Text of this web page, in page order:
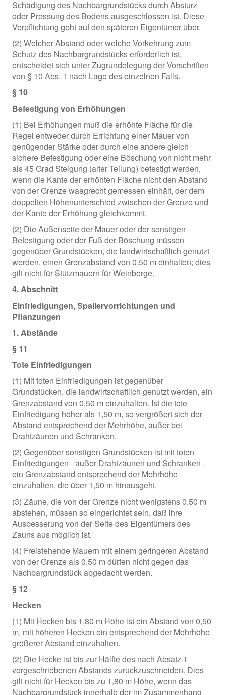
Schädigung des Nachbargrundstücks durch Absturz
oder Pressung des Bodens ausgeschlossen ist. Diese
Verpflichtung geht auf den späteren Eigentümer über.
(2) Welcher Abstand oder welche Vorkehrung zum
Schutz des Nachbargrundstücks erforderlich ist,
entscheidet sich unter Zugrundelegung der Vorschriften
von § 10 Abs. 1 nach Lage des einzelnen Falls.
§ 10
Befestigung von Erhöhungen
(1) Bei Erhöhungen muß die erhöhte Fläche für die
Regel entweder durch Errichtung einer Mauer von
genügender Stärke oder durch eine andere gleich
sichere Befestigung oder eine Böschung von nicht mehr
als 45 Grad Steigung (alter Teilung) befestigt werden,
wenn die Kante der erhöhten Fläche nicht den Abstand
von der Grenze waagrecht gemessen einhält, der dem
doppelten Höhenunterschied zwischen der Grenze und
der Kante der Erhöhung gleichkommt.
(2) Die Außenseite der Mauer oder der sonstigen
Befestigung oder der Fuß der Böschung müssen
gegenüber Grundstücken, die landwirtschaftlich genutzt
werden, einen Grenzabstand von 0,50 m einhalten; dies
gilt nicht für Stützmauern für Weinberge.
4. Abschnitt
Einfriedigungen, Spaliervorrichtungen und
Pflanzungen
1. Abstände
§ 11
Tote Einfriedigungen
(1) Mit toten Einfriedigungen ist gegenüber
Grundstücken, die landwirtschaftlich genutzt werden, ein
Grenzabstand von 0,50 m einzuhalten. Ist die tote
Einfriedigung höher als 1,50 m, so vergrößert sich der
Abstand entsprechend der Mehrhöhe, außer bei
Drahtzäunen und Schranken.
(2) Gegenüber sonstigen Grundstücken ist mit toten
Einfriedigungen - außer Drahtzäunen und Schranken -
ein Grenzabstand entsprechend der Mehrhöhe
einzuhalten, die über 1,50 m hinausgeht.
(3) Zäune, die von der Grenze nicht wenigstens 0,50 m
abstehen, müssen so eingerichtet sein, daß ihre
Ausbesserung von der Seite des Eigentümers des
Zauns aus möglich ist.
(4) Freistehende Mauern mit einem geringeren Abstand
von der Grenze als 0,50 m dürfen nicht gegen das
Nachbargrundstück abgedacht werden.
§ 12
Hecken
(1) Mit Hecken bis 1,80 m Höhe ist ein Abstand von 0,50
m, mit höheren Hecken ein entsprechend der Mehrhöhe
größerer Abstand einzuhalten.
(2) Die Hecke ist bis zur Hälfte des nach Absatz 1
vorgeschriebenen Abstands zurückzuschneiden. Dies
gilt nicht für Hecken bis zu 1,80 m Höhe, wenn das
Nachbargrundstück innerhalb der im Zusammenhang